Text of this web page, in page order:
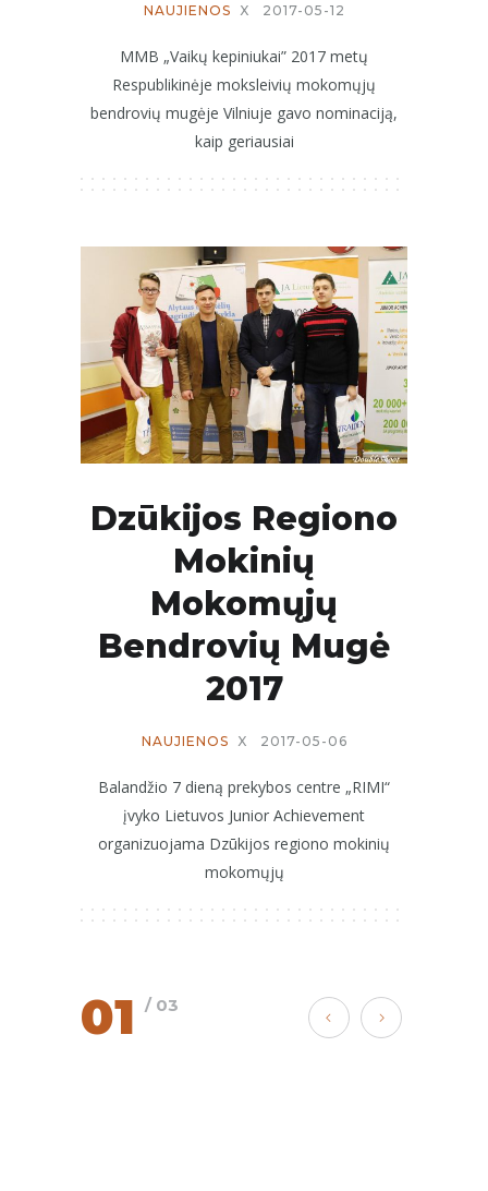
NAUJIENOS X 2017-05-12
MMB „Vaikų kepiniukai” 2017 metų
Respublikinėje moksleivių mokomųjų
bendrovių mugėje Vilniuje gavo nominaciją,
kaip geriausiai
Dzūkijos Regiono
Mokinių
Mokomųjų
Bendrovių Mugė
2017
NAUJIENOS X 2017-05-06
Balandžio 7 dieną prekybos centre „RIMI“
įvyko Lietuvos Junior Achievement
organizuojama Dzūkijos regiono mokinių
mokomųjų
01 / 03